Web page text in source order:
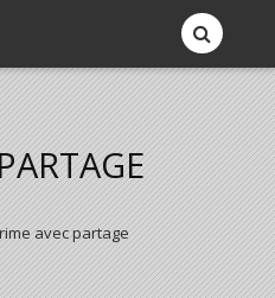
avec partage